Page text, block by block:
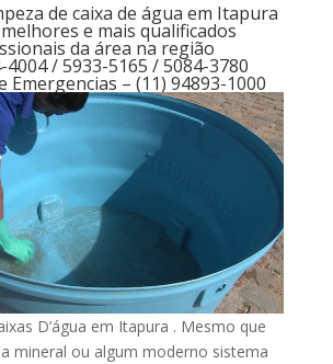
de caixa de água em Itapura
e mais qualificados
da área na região
4004 / 5933-5165 / 5084-3780
Emergencias – (11) 94893-1000
D’água em Itapura . Mesmo que
mineral ou algum moderno sistema